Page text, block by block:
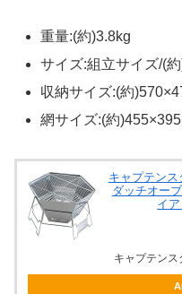
重量:(約)3.8kg
サイズ:組立サイズ/(
収納サイズ:(約
網サイズ:(約
キャプテン
ダッチオー
イ
キャプテン